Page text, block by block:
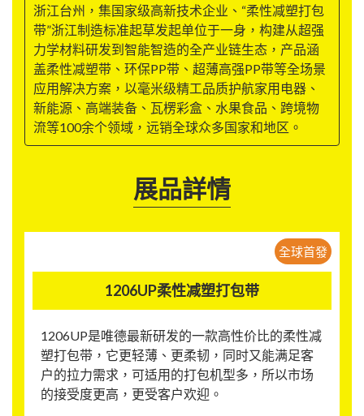
浙江台州，集国家级高新技术企业、“柔性减塑打包
带”浙江制造标准起草发起单位于一身，构建从超强
力学材料研发到智能智造的全产业链生态，产品涵
盖柔性减塑带、环保PP带、超薄高强PP带等全场景
应用解决方案，以毫米级精工品质护航家用电器、
新能源、高端装备、瓦楞彩盒、水果食品、跨境物
流等100余个领域，远销全球众多国家和地区。
展品詳情
全球首發
1206UP柔性减塑打包带
1206UP是唯德最新研发的一款高性价比的柔性减
塑打包带，它更轻薄、更柔韧，同时又能满足客
户的拉力需求，可适用的打包机型多，所以市场
的接受度更高，更受客户欢迎。